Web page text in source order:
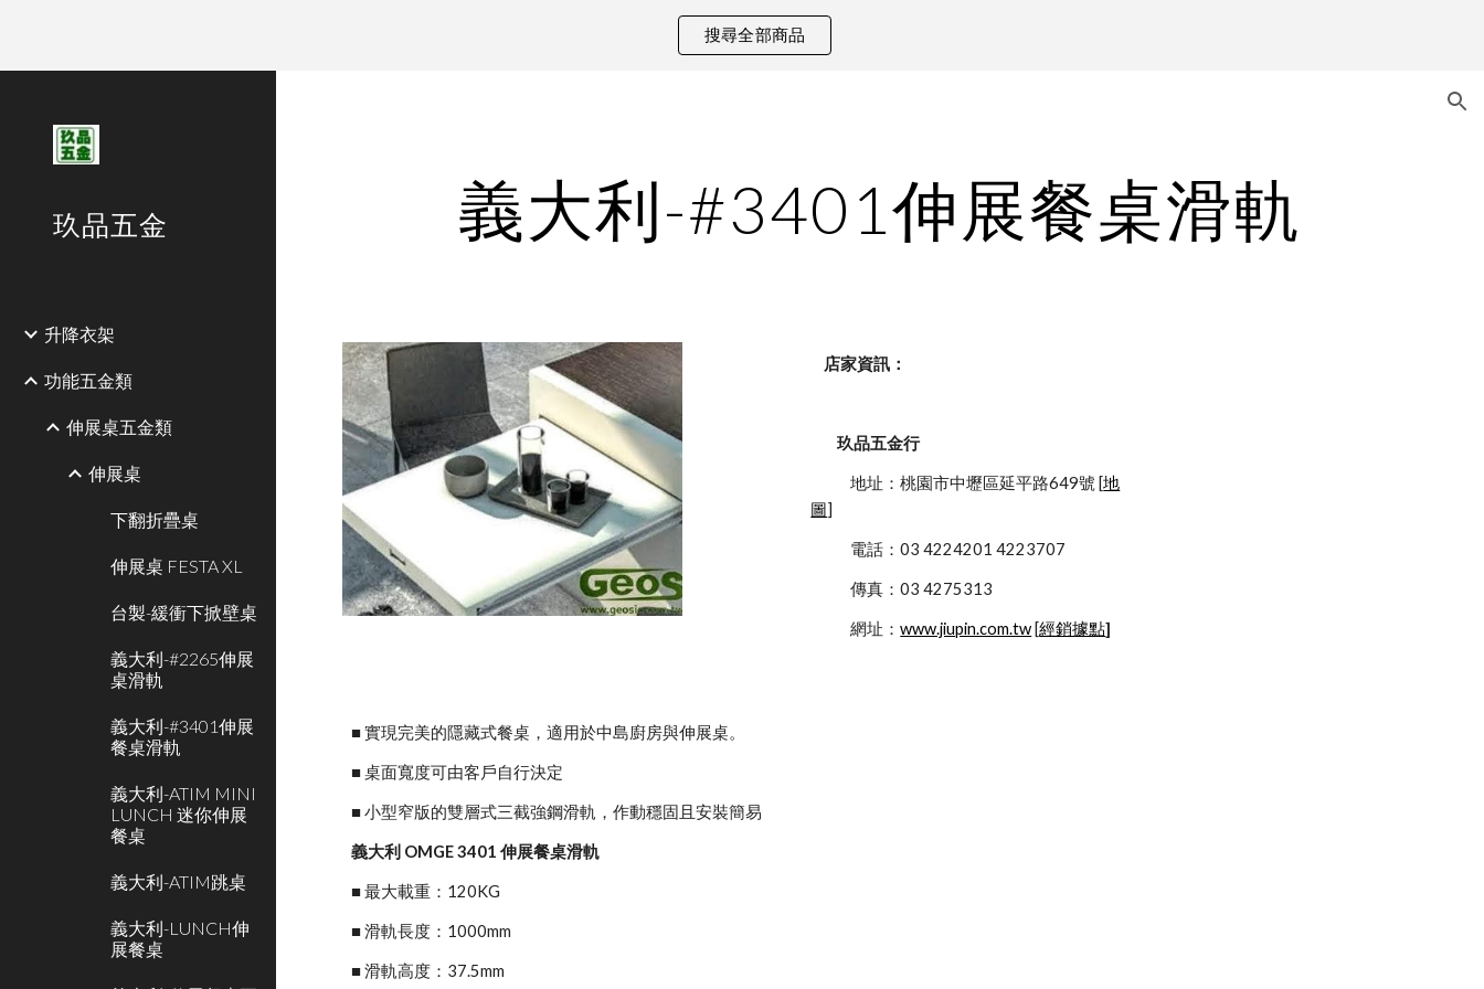
搜尋全部商品
玖品五金
升降衣架
功能五金類
伸展桌五金類
伸展桌
下翻折疊桌
伸展桌 FESTA XL
台製-緩衝下掀壁桌
義大利-#2265伸展
桌滑軌
義大利-#3401伸展
餐桌滑軌
義大利-ATIM MINI
LUNCH 迷你伸展
餐桌
義大利-ATIM跳桌
義大利-LUNCH伸
展餐桌
義大利-#3401伸展餐桌滑軌
    店家資訊：
玖品五金行
            地址：桃園市中壢區延平路649號 [
地
圖]
            電話：03 4224201 4223707
            傳真：03 4275313
            網址：
www.jiupin.com.tw [經銷據點]
■ 實現完美的隱藏式餐桌，適用於中島廚房與伸展桌。
■ 桌面寬度可由客戶自行決定
■ 小型窄版的雙層式三截強鋼滑軌，作動穩固且安裝簡易
義大利 OMGE 3401 伸展餐桌滑軌
■ 最大載重：120KG
■ 滑軌長度：1000mm
■ 滑軌高度：37.5mm